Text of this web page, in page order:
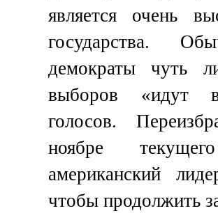
является очень
государства.
демократы чуть
выборов «идут
голосов.
ноябре
американский
чтобы продолжить